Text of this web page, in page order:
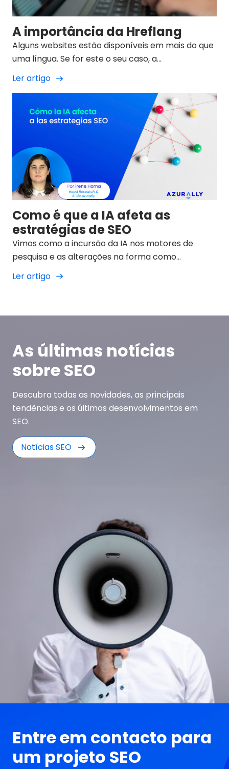
A importância da Hreflang
Alguns websites estão disponíveis em mais do que
uma língua. Se for este o seu caso, a
implementação de uma estratégia linguística
ajudará os motores de pesquisa a
Ler artigo
Como é que a IA afeta as
estratégias de SEO
Vimos como a incursão da IA nos motores de
pesquisa e as alterações na forma como
apresentam os resultados nos SERPs estão a
mudar e temos de tentar adaptar-nos a elas.
Ler artigo
As últimas notícias
sobre SEO
Descubra todas as novidades, as principais
tendências e os últimos desenvolvimentos em
SEO.
Notícias SEO
Entre em contacto para
um projeto SEO